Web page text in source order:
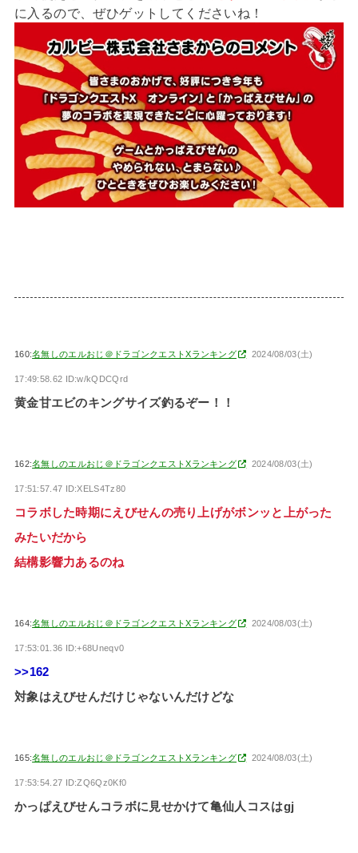
に入るので、ぜひゲットしてくださいね！
160:名無しのエルおじ＠ドラゴンクエストXランキング 2024/08/03(土)
17:49:58.62 ID:w/kQDCQrd
黄金甘エビのキングサイズ釣るぞー！！
162:名無しのエルおじ＠ドラゴンクエストXランキング 2024/08/03(土)
17:51:57.47 ID:XELS4Tz80
コラボした時期にえびせんの売り上げがボンッと上がった
みたいだから
結構影響力あるのね
164:名無しのエルおじ＠ドラゴンクエストXランキング 2024/08/03(土)
17:53:01.36 ID:+68Uneqv0
>>162
対象はえびせんだけじゃないんだけどな
165:名無しのエルおじ＠ドラゴンクエストXランキング 2024/08/03(土)
17:53:54.27 ID:ZQ6Qz0Kf0
かっぱえびせんコラボに見せかけて亀仙人コスはgj